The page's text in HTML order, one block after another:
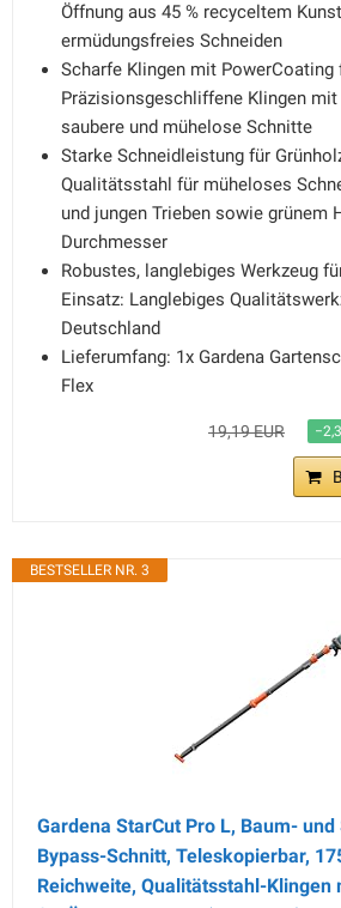
Öffnung aus 45 % recyceltem
ermüdungsfreies Schneiden
Scharfe Klingen mit PowerCoating
Präzisionsgeschliffene Klingen
saubere und mühelose Schnitte
Starke Schneidleistung für
Qualitätsstahl für müheloses
und jungen Trieben sowie grünem
Durchmesser
Robustes, langlebiges Werkzeug
Einsatz: Langlebiges
Deutschland
Lieferumfang: 1x Gardena
Flex
19,19 EUR
BESTSELLER NR. 3
Gardena StarCut Pro L, Baum-
Bypass-Schnitt, Teleskopierbar,
Reichweite, Qualitätsstahl-Klingen